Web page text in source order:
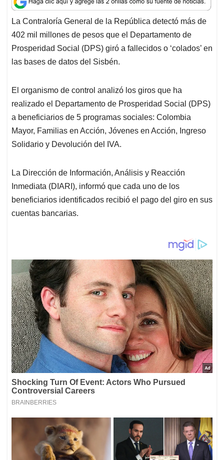
t
s
A
p
p
e
b
o
o
k
k
e
d
I
n
i
l
e
a
d
s
La Contraloría General de la República detectó más de
402 mil millones de pesos que el Departamento de
Prosperidad Social (DPS) giró a fallecidos o ‘colados’ en
las bases de datos del Sisbén.
El organismo de control analizó los giros que ha
realizado el Departamento de Prosperidad Social (DPS)
a beneficiarios de 5 programas sociales: Colombia
Mayor, Familias en Acción, Jóvenes en Acción, Ingreso
Solidario y Devolución del IVA.
La Dirección de Información, Análisis y Reacción
Inmediata (DIARI), informó que cada uno de los
beneficiarios identificados recibió el pago del giro en sus
cuentas bancarias.